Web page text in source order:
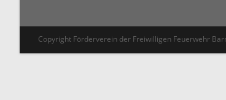
Copyright Förderverein der Freiwilligen Feuerwehr